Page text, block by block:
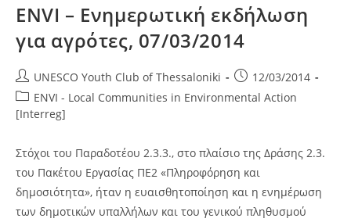
ENVI – Ενημερωτική εκδήλωση
για αγρότες, 07/03/2014
Post
author:
UNESCO Youth Club of Thessaloniki
Post
published:
12/03/2014
Post
category:
ENVI - Local Communities in Environmental Action
[Interreg]
Στόχοι του Παραδοτέου 2.3.3., στο πλαίσιο της Δράσης 2.3.
του Πακέτου Εργασίας ΠΕ2 «Πληροφόρηση και
δημοσιότητα», ήταν η ευαισθητοποίηση και η ενημέρωση
των δημοτικών υπαλλήλων και του γενικού πληθυσμού